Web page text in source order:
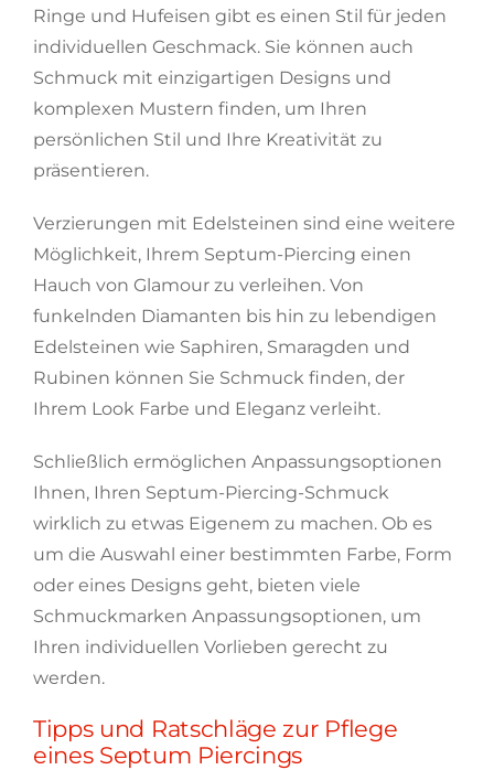
Ringe und Hufeisen gibt es einen Stil für jeden
individuellen Geschmack. Sie können auch
Schmuck mit einzigartigen Designs und
komplexen Mustern finden, um Ihren
persönlichen Stil und Ihre Kreativität zu
präsentieren.
Verzierungen mit Edelsteinen sind eine weitere
Möglichkeit, Ihrem Septum-Piercing einen
Hauch von Glamour zu verleihen. Von
funkelnden Diamanten bis hin zu lebendigen
Edelsteinen wie Saphiren, Smaragden und
Rubinen können Sie Schmuck finden, der
Ihrem Look Farbe und Eleganz verleiht.
Schließlich ermöglichen Anpassungsoptionen
Ihnen, Ihren Septum-Piercing-Schmuck
wirklich zu etwas Eigenem zu machen. Ob es
um die Auswahl einer bestimmten Farbe, Form
oder eines Designs geht, bieten viele
Schmuckmarken Anpassungsoptionen, um
Ihren individuellen Vorlieben gerecht zu
werden.
Tipps und Ratschläge zur Pflege
eines Septum Piercings